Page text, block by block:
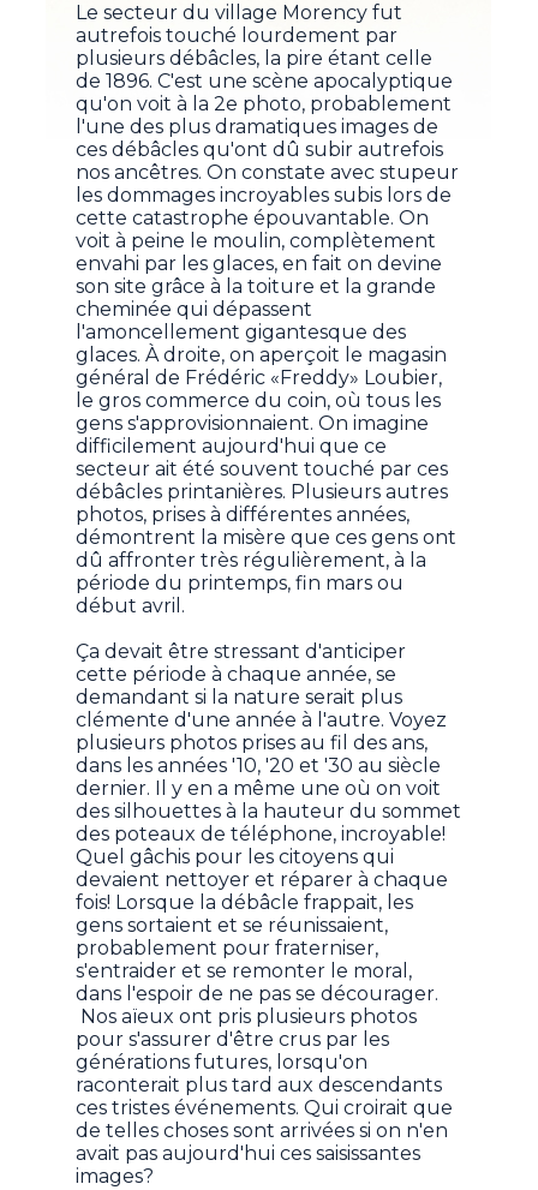
Le secteur du village Morency fut
autrefois touché lourdement par
plusieurs débâcles, la pire étant celle
de 1896. C'est une scène apocalyptique
qu'on voit à la 2e photo, probablement
l'une des plus dramatiques images de
ces débâcles qu'ont dû subir autrefois
nos ancêtres. On constate avec stupeur
les dommages incroyables subis lors de
cette catastrophe épouvantable. On
voit à peine le moulin, complètement
envahi par les glaces, en fait on devine
son site grâce à la toiture et la grande
cheminée qui dépassent
l'amoncellement gigantesque des
glaces. À droite, on aperçoit le magasin
général de Frédéric «Freddy» Loubier,
le gros commerce du coin, où tous les
gens s'approvisionnaient. On imagine
difficilement aujourd'hui que ce
secteur ait été souvent touché par ces
débâcles printanières. Plusieurs autres
photos, prises à différentes années,
démontrent la misère que ces gens ont
dû affronter très régulièrement, à la
période du printemps, fin mars ou
début avril.
Ça devait être stressant d'anticiper
cette période à chaque année, se
demandant si la nature serait plus
clémente d'une année à l'autre. Voyez
plusieurs photos prises au fil des ans,
dans les années '10, '20 et '30 au siècle
dernier. Il y en a même une où on voit
des silhouettes à la hauteur du sommet
des poteaux de téléphone, incroyable!
Quel gâchis pour les citoyens qui
devaient nettoyer et réparer à chaque
fois! Lorsque la débâcle frappait, les
gens sortaient et se réunissaient,
probablement pour fraterniser,
s'entraider et se remonter le moral,
dans l'espoir de ne pas se décourager.
Nos aïeux ont pris plusieurs photos
pour s'assurer d'être crus par les
générations futures, lorsqu'on
raconterait plus tard aux descendants
ces tristes événements. Qui croirait que
de telles choses sont arrivées si on n'en
avait pas aujourd'hui ces saisissantes
images?